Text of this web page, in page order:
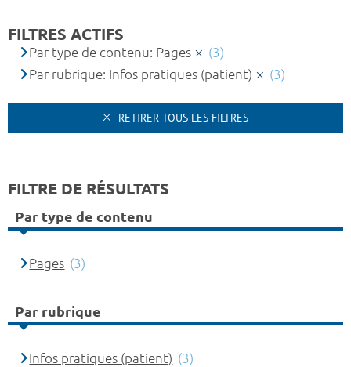
FILTRES ACTIFS
Par type de contenu: Pages
(3)
Par rubrique: Infos pratiques (patient)
(3)
RETIRER TOUS LES FILTRES
FILTRE DE RÉSULTATS
Par type de contenu
Pages (3)
Par rubrique
Infos pratiques (patient) (3)